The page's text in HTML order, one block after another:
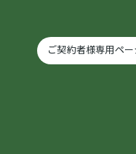
ご契約者様専用ペー